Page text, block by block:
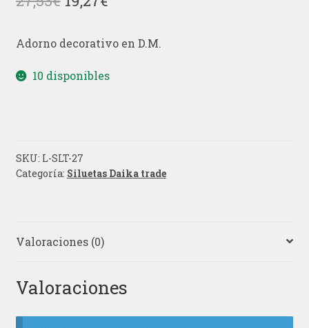
original
era:
actual
es:
Adorno decorativo en D.M.
10 disponibles
SKU: L-SLT-27
Categoría: Siluetas Daika trade
Valoraciones (0)
Valoraciones